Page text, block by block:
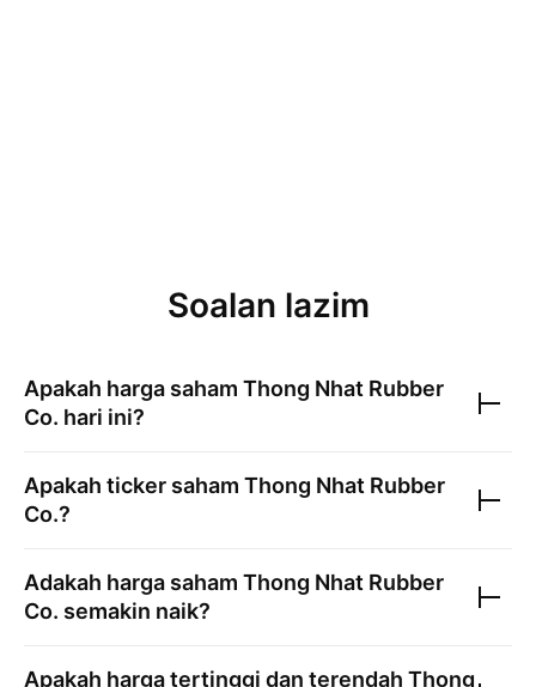
Soalan lazim
Apakah harga saham Thong Nhat Rubber
Co. hari ini?
Apakah ticker saham Thong Nhat Rubber
Co.?
Adakah harga saham Thong Nhat Rubber
Co. semakin naik?
Apakah harga tertinggi dan terendah Thong